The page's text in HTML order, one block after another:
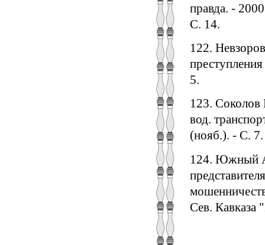
правда. -
С. 14.
122.
5.
123. Соколов
вод.
(нояб.). - С. 7.
124. Южный А.
Сев. Кавказа